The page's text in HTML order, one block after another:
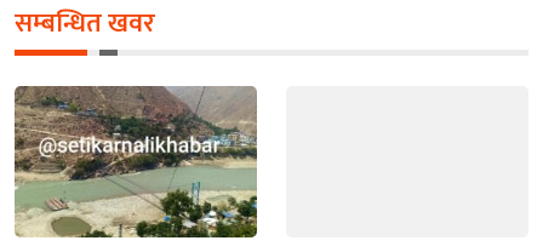
सम्बन्धित खवर